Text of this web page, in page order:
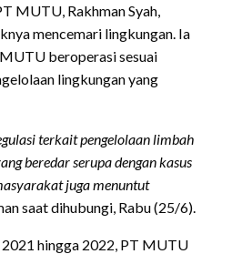
MUTU, Rakhman Syah,
mencemari lingkungan. Ia
beroperasi sesuai
lingkungan yang
terkait pengelolaan limbah
beredar serupa dengan kasus
juga menuntut
saat dihubungi, Rabu (25/6).
hingga 2022, PT MUTU